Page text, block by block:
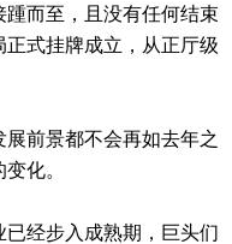
踵而至，且没有任何结束
式挂牌成立，从正厅级
前景都不会再如去年之
化。
经步入成熟期，巨头们